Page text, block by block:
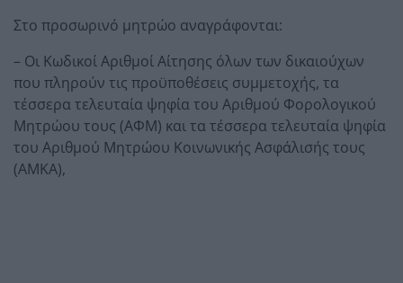
Στο προσωρινό μητρώο αναγράφονται:
– Οι Κωδικοί Αριθμοί Αίτησης όλων των δικαιούχων
που πληρούν τις προϋποθέσεις συμμετοχής, τα
τέσσερα τελευταία ψηφία του Αριθμού Φορολογικού
Μητρώου τους (ΑΦΜ) και τα τέσσερα τελευταία ψηφία
του Αριθμού Μητρώου Κοινωνικής Ασφάλισής τους
(ΑΜΚΑ),